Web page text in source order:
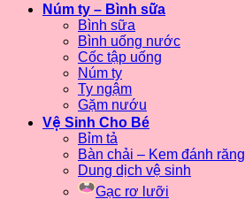
Núm ty – Bình sữa
Bình sữa
Bình uống nước
Cốc tập uống
Núm ty
Ty ngậm
Gặm nướu
Vệ Sinh Cho Bé
Bỉm tả
Bàn chải – Kem đánh răng
Dung dịch vệ sinh
Gạc rơ lưỡi